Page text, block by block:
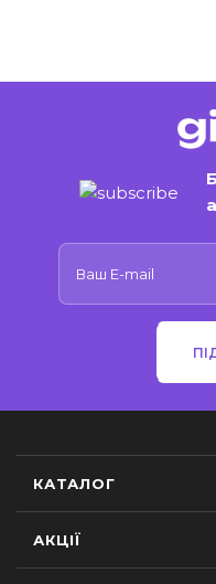
КАТАЛОГ
АКЦІЇ